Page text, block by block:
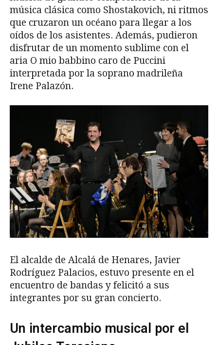
música clásica como Shostakovich, ni ritmos
que cruzaron un océano para llegar a los
oídos de los asistentes. Además, pudieron
disfrutar de un momento sublime con el
aria O mio babbino caro de Puccini
interpretada por la soprano madrileña
Irene Palazón.
El alcalde de Alcalá de Henares, Javier
Rodríguez Palacios, estuvo presente en el
encuentro de bandas y felicitó a sus
integrantes por su gran concierto.
Un intercambio musical por el